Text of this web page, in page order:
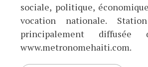
sociale, politique,
vocation nationale.
principalement
www.metronomehaiti.com.